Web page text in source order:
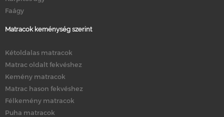
Faágy
Matracok keménység szerint
Kétoldalas matracok
Matrac oldalt fekvéshez
Kemény matracok
Matrac hason fekvéshez
Félkemény matracok
Puha matracok